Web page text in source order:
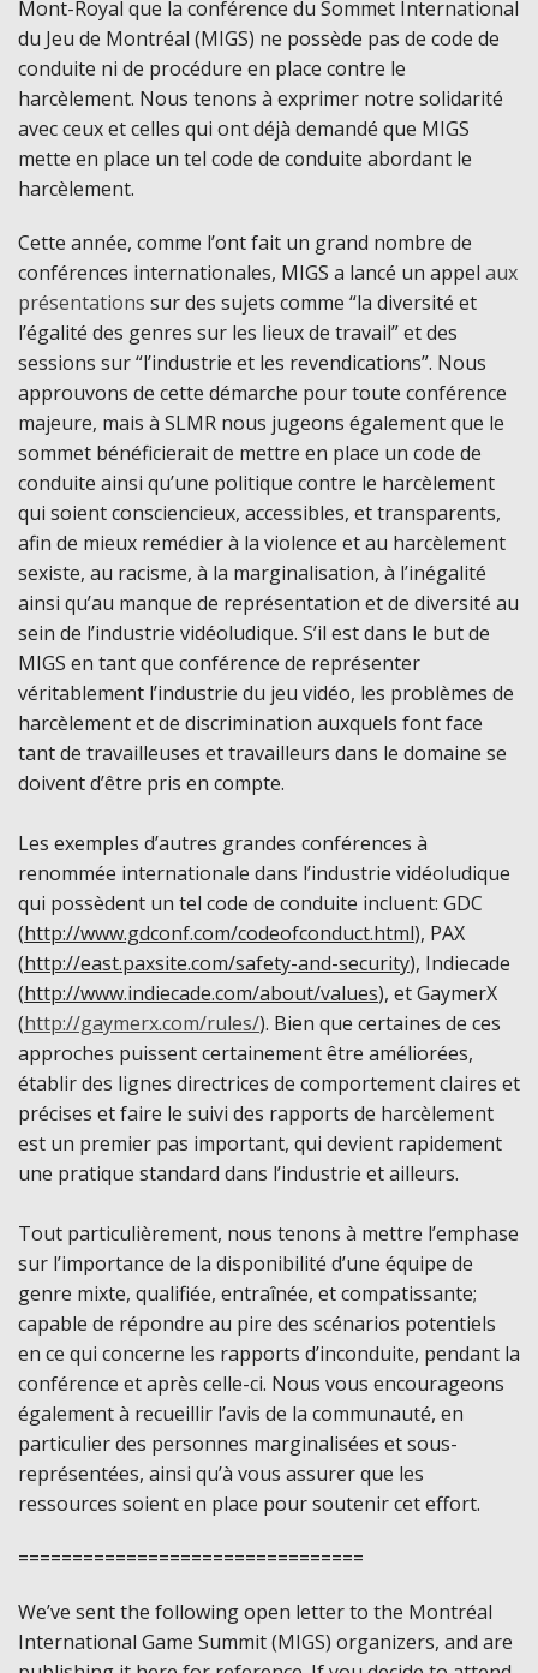
Mont-Royal que la conférence du Sommet International
du Jeu de Montréal (MIGS) ne possède pas de code de
conduite ni de procédure en place contre le
harcèlement. Nous tenons à exprimer notre solidarité
avec ceux et celles qui ont déjà demandé que MIGS
mette en place un tel code de conduite abordant le
harcèlement.
Cette année, comme l’ont fait un grand nombre de
conférences internationales, MIGS a lancé un appel aux
présentations sur des sujets comme “la diversité et
l’égalité des genres sur les lieux de travail” et des
sessions sur “l’industrie et les revendications”. Nous
approuvons de cette démarche pour toute conférence
majeure, mais à SLMR nous jugeons également que le
sommet bénéficierait de mettre en place un code de
conduite ainsi qu’une politique contre le harcèlement
qui soient consciencieux, accessibles, et transparents,
afin de mieux remédier à la violence et au harcèlement
sexiste, au racisme, à la marginalisation, à l’inégalité
ainsi qu’au manque de représentation et de diversité au
sein de l’industrie vidéoludique. S’il est dans le but de
MIGS en tant que conférence de représenter
véritablement l’industrie du jeu vidéo, les problèmes de
harcèlement et de discrimination auxquels font face
tant de travailleuses et travailleurs dans le domaine se
doivent d’être pris en compte.
Les exemples d’autres grandes conférences à
renommée internationale dans l’industrie vidéoludique
qui possèdent un tel code de conduite incluent: GDC
(http://www.gdconf.com/codeofconduct.html), PAX
(http://east.paxsite.com/safety-and-security), Indiecade
(http://www.indiecade.com/about/values), et GaymerX
(http://gaymerx.com/rules/). Bien que certaines de ces
approches puissent certainement être améliorées,
établir des lignes directrices de comportement claires et
précises et faire le suivi des rapports de harcèlement
est un premier pas important, qui devient rapidement
une pratique standard dans l’industrie et ailleurs.
Tout particulièrement, nous tenons à mettre l’emphase
sur l’importance de la disponibilité d’une équipe de
genre mixte, qualifiée, entraînée, et compatissante;
capable de répondre au pire des scénarios potentiels
en ce qui concerne les rapports d’inconduite, pendant la
conférence et après celle-ci. Nous vous encourageons
également à recueillir l’avis de la communauté, en
particulier des personnes marginalisées et sous-
représentées, ainsi qu’à vous assurer que les
ressources soient en place pour soutenir cet effort.
================================
We’ve sent the following open letter to the Montréal
International Game Summit (MIGS) organizers, and are